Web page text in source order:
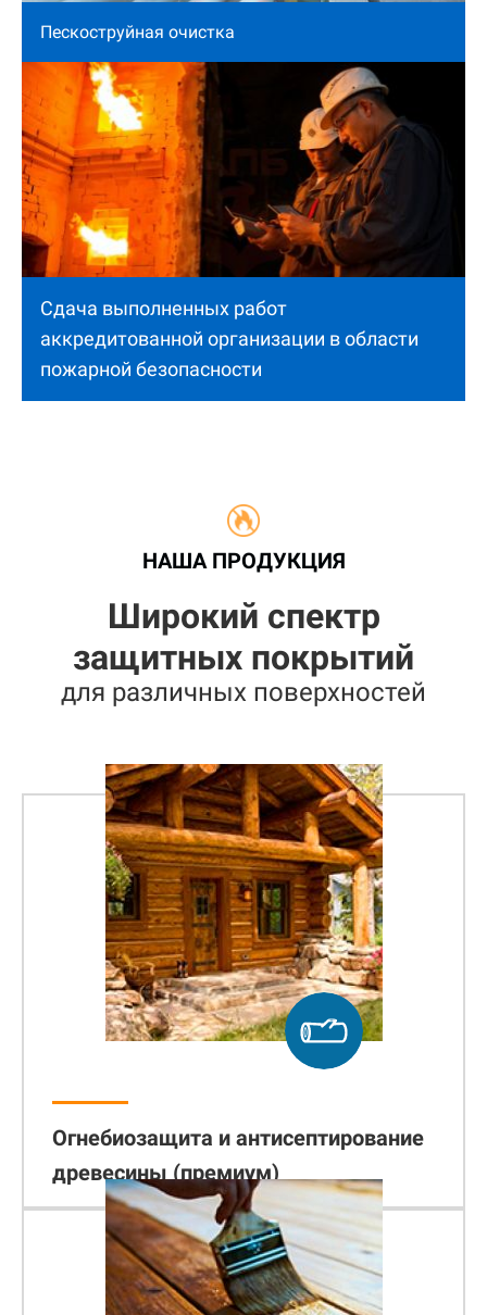
Пескоструйная очистка
Сдача выполненных работ
аккредитованной организации в области
пожарной безопасности
НАША ПРОДУКЦИЯ
Широкий спектр
защитных покрытий
для различных поверхностей
Огнебиозащита и антисептирование
древесины (премиум)